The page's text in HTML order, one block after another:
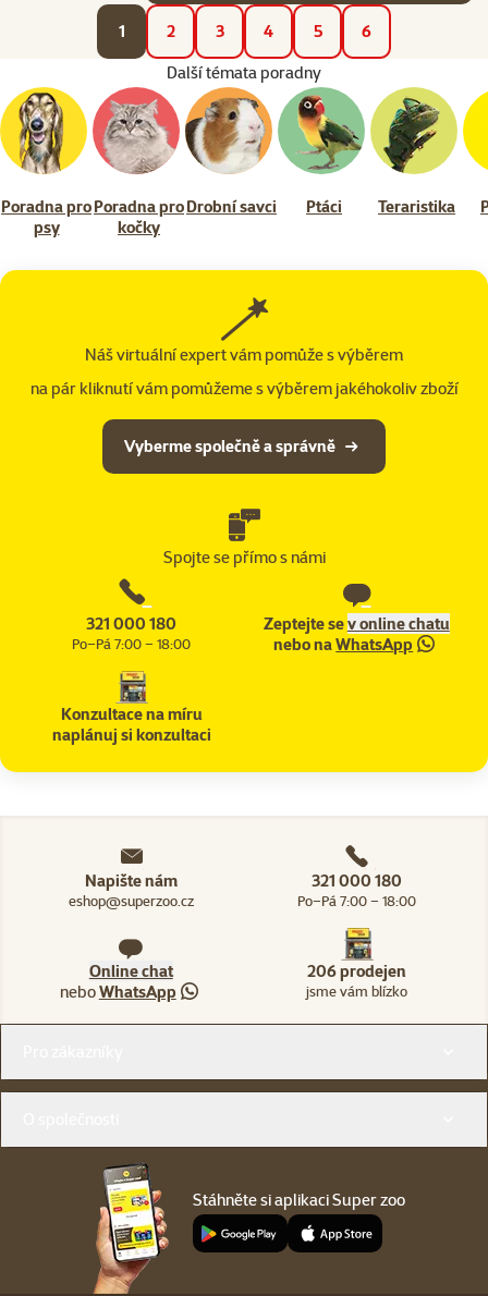
1 2 3 4 5 6
Další témata poradny
Poradna pro
psy
Poradna pro
kočky
Drobní savci Ptáci Teraristika
Náš virtuální expert vám pomůže s výběrem
na pár kliknutí vám pomůžeme s výběrem jakéhokoliv zboží
Vyberme společně a správně
Spojte se přímo s námi
321 000 180
Po–Pá 7:00 – 18:00
Zeptejte sev online chatu
nebo naWhatsApp
Konzultace na míru
naplánuj si konzultaci
Napište nám
eshop@superzoo.cz
321 000 180
Po–Pá 7:00 – 18:00
Online chat
neboWhatsApp
206 prodejen
jsme vám blízko
Stáhněte si aplikaci Super zoo